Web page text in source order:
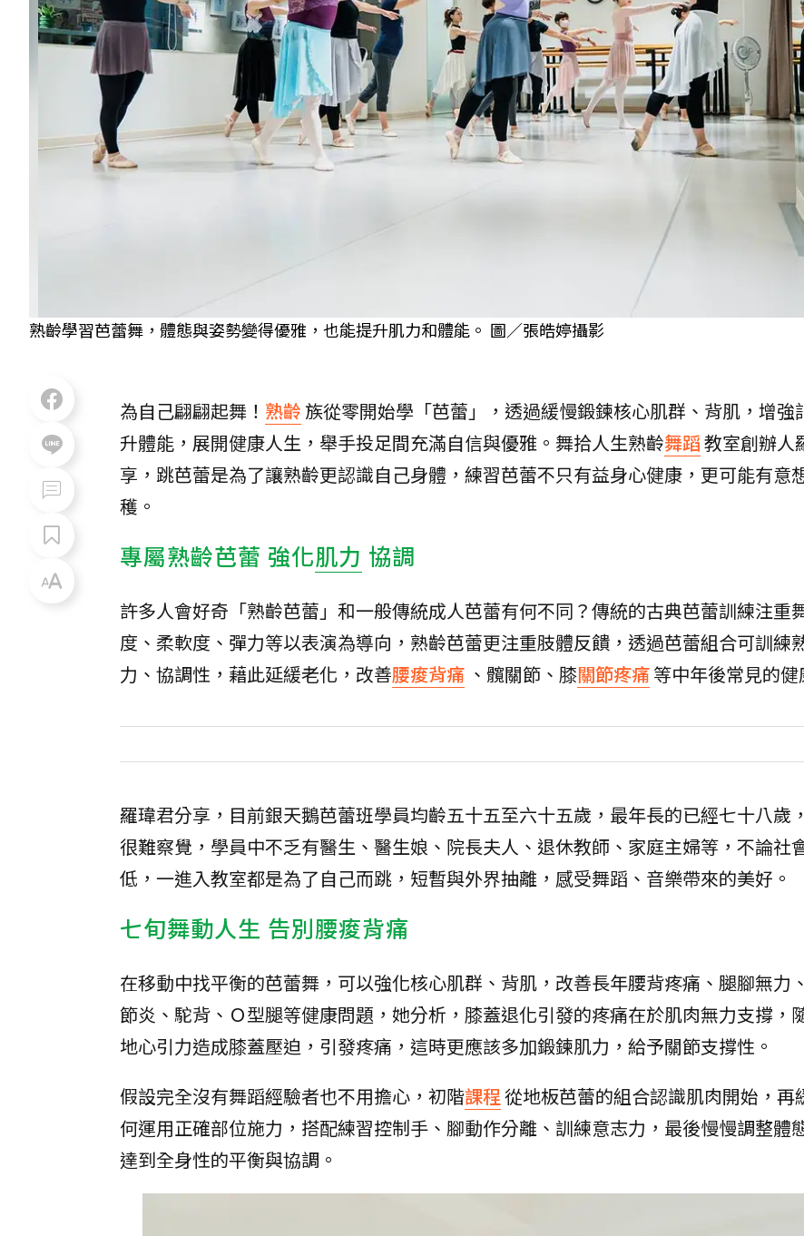
熟齡學習芭蕾舞，體態與姿勢變得優雅，也能提升肌力和體能。 圖／張皓婷攝影
為自己翩翩起舞！ 熟齡 族從零開始學「芭蕾」，透過緩慢鍛鍊核心肌群、背肌，增強
升體能，展開健康人生，舉手投足間充滿自信與優雅。舞拾人生熟齡舞蹈教室創辦人
享，跳芭蕾是為了讓熟齡更認識自己身體，練習芭蕾不只有益身心健康，更可能有意
穫。
專屬熟齡芭蕾 強化肌力 協調
許多人會好奇「熟齡芭蕾」和一般傳統成人芭蕾有何不同？傳統的古典芭蕾訓練注重
度、柔軟度、彈力等以表演為導向，熟齡芭蕾更注重肢體反饋，透過芭蕾組合可訓練
力、協調性，藉此延緩老化，改善腰痠背痛 、髖關節、膝關節疼痛等中年後常見的健
羅瑋君分享，目前銀天鵝芭蕾班學員均齡五十五至六十五歲，最年長的已經七十八歲
很難察覺，學員中不乏有醫生、醫生娘、院長夫人、退休教師、家庭主婦等，不論社
低，一進入教室都是為了自己而跳，短暫與外界抽離，感受舞蹈、音樂帶來的美好。
七旬舞動人生 告別腰痠背痛
在移動中找平衡的芭蕾舞，可以強化核心肌群、背肌，改善長年腰背疼痛、腿腳無力
節炎、駝背、Ｏ型腿等健康問題，她分析，膝蓋退化引發的疼痛在於肌肉無力支撐，
地心引力造成膝蓋壓迫，引發疼痛，這時更應該多加鍛鍊肌力，給予關節支撐性。
假設完全沒有舞蹈經驗者也不用擔心，初階課程從地板芭蕾的組合認識肌肉開始，再
何運用正確部位施力，搭配練習控制手、腳動作分離、訓練意志力，最後慢慢調整體
達到全身性的平衡與協調。